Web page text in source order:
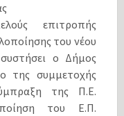
επιτροπής
του νέου
ο Δήμος
της συμμετοχής
της Π.Ε.
του Ε.Π.